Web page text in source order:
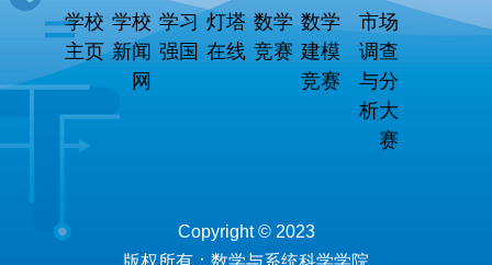
学校
主页
学校
新闻
网
学习
强国
灯塔
在线
数学
竞赛
数学
建模
竞赛
市场
调查
与分
析大
赛
Copyright © 2023
版权所有：数学与系统科学学院